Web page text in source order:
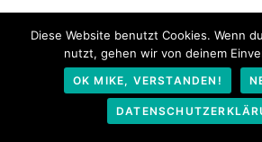
Diese Website benutzt Cookies. Wenn
nutzt, gehen wir von deinem
OK MIKE, VERSTANDEN!